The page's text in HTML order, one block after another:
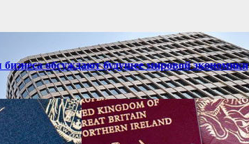
обсуждают будущее мировой экономики